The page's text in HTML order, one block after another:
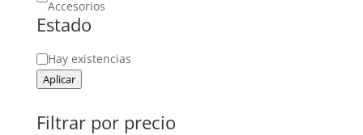
Accesorios
Estado
Estado
Hay existencias
Aplicar
Filtrar por precio